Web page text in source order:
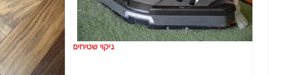
ניקוי שטיחים